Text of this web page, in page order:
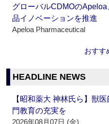
グローバルCDMOの
品イノベーションを推進
Apeloa Pharmaceutical
おすす
HEADLINE NEWS
【昭和薬大 神林氏ら】獣
門教育の充実を
2026年08月07日 (金)